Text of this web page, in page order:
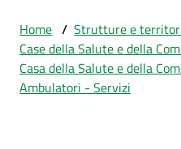
Emilia-
Romagna
Azienda Unità
Sanitaria Locale
Home / Strutture e
Case della Salute e della
Casa della Salute e della
Ambulatori - Servizi